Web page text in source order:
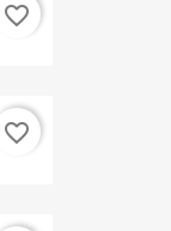
favorite_border
favorite_border